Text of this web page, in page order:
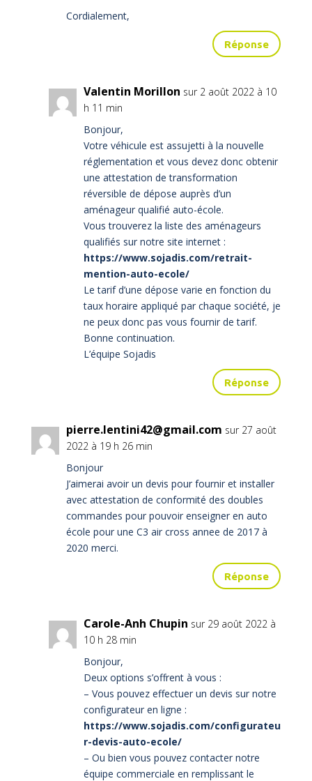
Cordialement,
Réponse
Valentin Morillon sur 2 août 2022 à 10
h 11 min
Bonjour,
Votre véhicule est assujetti à la nouvelle
réglementation et vous devez donc obtenir
une attestation de transformation
réversible de dépose auprès d’un
aménageur qualifié auto-école.
Vous trouverez la liste des aménageurs
qualifiés sur notre site internet :
https://www.sojadis.com/retrait-
mention-auto-ecole/
Le tarif d’une dépose varie en fonction du
taux horaire appliqué par chaque société, je
ne peux donc pas vous fournir de tarif.
Bonne continuation.
L’équipe Sojadis
Réponse
pierre.lentini42@gmail.com sur 27 août
2022 à 19 h 26 min
Bonjour
J’aimerai avoir un devis pour fournir et installer
avec attestation de conformité des doubles
commandes pour pouvoir enseigner en auto
école pour une C3 air cross annee de 2017 à
2020 merci.
Réponse
Carole-Anh Chupin sur 29 août 2022 à
10 h 28 min
Bonjour,
Deux options s’offrent à vous :
– Vous pouvez effectuer un devis sur notre
configurateur en ligne :
https://www.sojadis.com/configurateu
r-devis-auto-ecole/
– Ou bien vous pouvez contacter notre
équipe commerciale en remplissant le